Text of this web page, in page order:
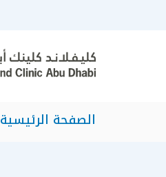
الصفحة الرئيسية